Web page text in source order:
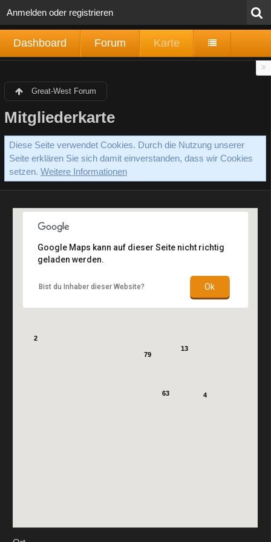
Anmelden oder registrieren
Dashboard Forum Karte
Great-West Forum
Mitgliederkarte
Diese Seite verwendet Cookies. Durch die Nutzung unserer
Seite erklären Sie sich damit einverstanden, dass wir Cookies
setzen. Weitere Informationen
13
63
79
2
4
Google Maps kann auf dieser Seite nicht richtig
geladen werden.
Bist du Inhaber dieser Website? Ok